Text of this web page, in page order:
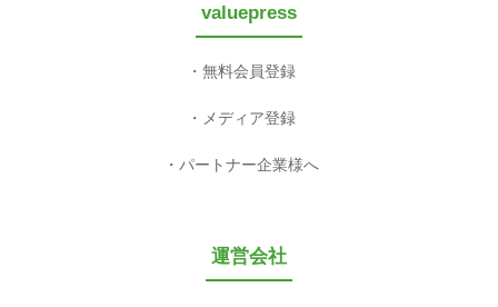
valuepress
無料会員登録
メディア登録
パートナー企業様へ
運営会社